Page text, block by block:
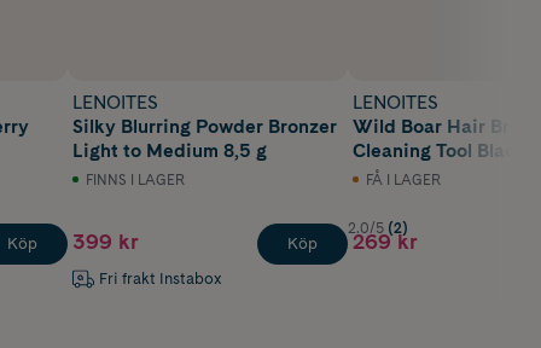
Köp
LENOITES
Silky Blurring Powder Bronzer
Light to Medium 8,5 g
FINNS I LAGER
399 kr
Fri frakt Instabox
Köp
LENOITES
Wild Boar Hair
Cleaning Tool Black
FÅ I LAGER
2.0/5 (2)
269 kr